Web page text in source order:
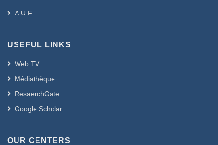
A.U.F
USEFUL LINKS
Web TV
Médiathèque
ResaerchGate
Google Scholar
OUR CENTERS